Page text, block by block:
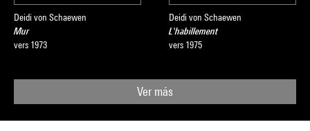
Deidi von Schaewen
Mur
vers 1973
Deidi von Schaewen
L'habillement
vers 1975
Ver más